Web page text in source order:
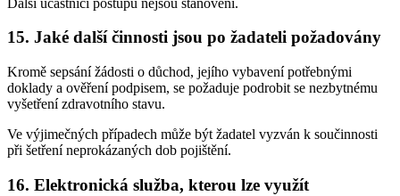
15. Jaké další činnosti jsou po žadateli požadovány
Kromě sepsání žádosti o důchod, jejího vybavení potřebnými
doklady a ověření podpisem, se požaduje podrobit se nezbytnému
vyšetření zdravotního stavu.
Ve výjimečných případech může být žadatel vyzván k součinnosti
při šetření neprokázaných dob pojištění.
16. Elektronická služba, kterou lze využít